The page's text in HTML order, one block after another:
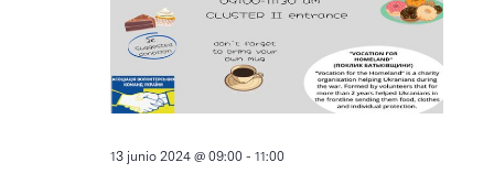
13 junio 2024 @ 09:00 -11:00